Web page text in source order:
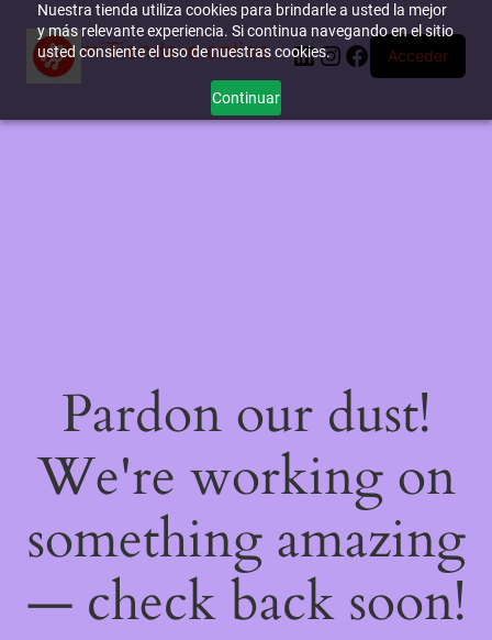
Nuestra tienda utiliza cookies para brindarle a usted la mejor
y más relevante experiencia. Si continua navegando en el sitio
usted consiente el uso de nuestras cookies.
Continuar
miTienda-e.online LinkedIn
Instagram
Facebook
Acceder
Pardon our dust!
We're working on
something amazing
— check back soon!